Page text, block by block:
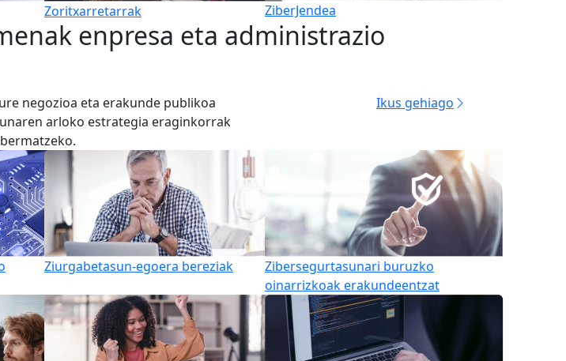
Zoritxarretarrak ZiberJendea
enpresa eta administrazio
negozioa eta erakunde publikoa
arloko estrategia eraginkorrak
Ikus gehiago
Ziurgabetasun-egoera bereziak
Zibersegurtasunari buruzko
oinarrizkoak erakundeentzat